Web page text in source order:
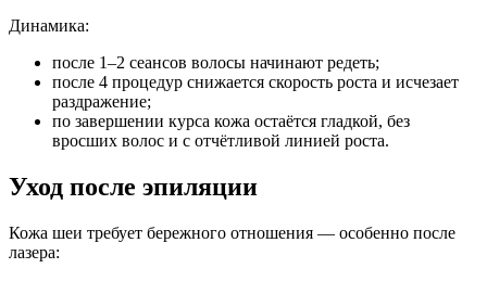
Динамика:
после 1–2 сеансов волосы начинают редеть;
после 4 процедур снижается скорость роста и исчезает
раздражение;
по завершении курса кожа остаётся гладкой, без
вросших волос и с отчётливой линией роста.
Уход после эпиляции
Кожа шеи требует бережного отношения — особенно после
лазера: